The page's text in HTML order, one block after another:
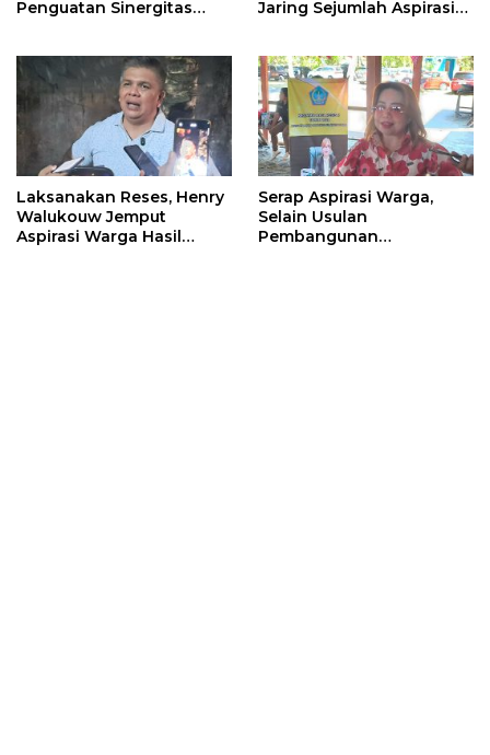
Penguatan Sinergitas
Jaring Sejumlah Aspirasi
Laksanakan Reses, Henry
Walukouw Jemput
Aspirasi Warga Hasil
Serap Aspirasi Warga,
Selain Usulan
Pembangunan